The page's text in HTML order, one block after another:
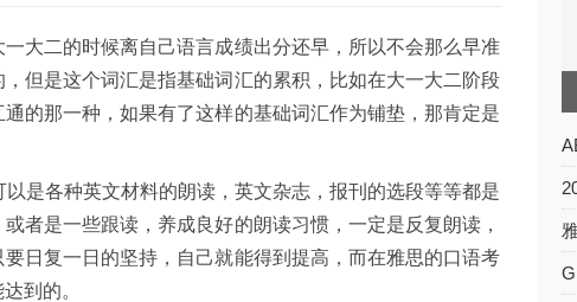
二的时候离自己语言成绩出分还早，所以不会那么早准
但是这个词汇是指基础词汇的累积，比如在大一大二阶段
的那一种，如果有了这样的基础词汇作为铺垫，那肯定是
各种英文材料的朗读，英文杂志，报刊的选段等等都是
者是一些跟读，养成良好的朗读习惯，一定是反复朗读，
日复一日的坚持，自己就能得到提高，而在雅思的口语考
到的。